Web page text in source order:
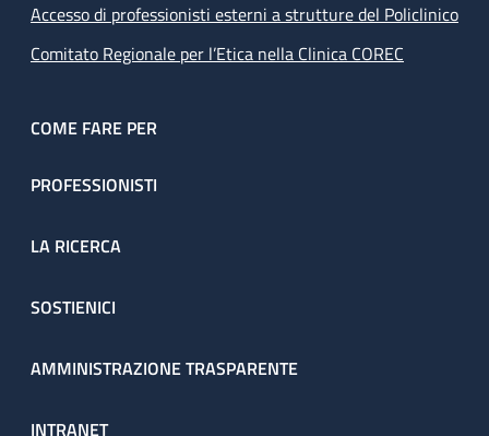
Accesso di professionisti esterni a strutture del Policlinico
Comitato Regionale per l’Etica nella Clinica COREC
COME FARE PER
PROFESSIONISTI
LA RICERCA
SOSTIENICI
AMMINISTRAZIONE TRASPARENTE
INTRANET